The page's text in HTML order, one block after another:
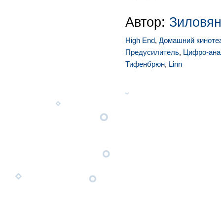
Автор:
High End, Домашний
Предусилитель, Цифро-
Тифенбрюн, Linn